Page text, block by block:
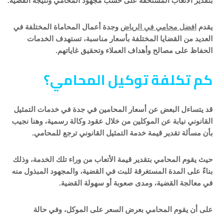
يقدم افضل محامي في الرياض وجدة أعمال المحاماة المختلفة في
العديد من القضايا المختلفة بأسعار مناسبة، تستهدف الخدمات
الحفاظ على مصالح وأهداف العملاء وتحقيق غاياتهم.
كم تكلفة توكيل المحامي؟
قد يتساءل البعض عن أسعار المحامين في جدة في خدمات التمثيل
القانوني نيابة عن الموكلين من خلال عقود وكالة رسمية، وهنا نجيب
بأن مسألة تقدير قيمة خدمة التمثيل القانوني ترجع للمحامي.
حيث يقوم المحامي بتقدير قيمة الأتعاب من وراء تلك الخدمة، وذلك
بناءً على المدة المستغرقة للبت في القضية، والمجهود المبذول منه
في معالجة القضية، ومدى صعوبة أو سهولة القضية.
على أن يقوم المحامي بعرض السعر على الموكل، وفي حالة